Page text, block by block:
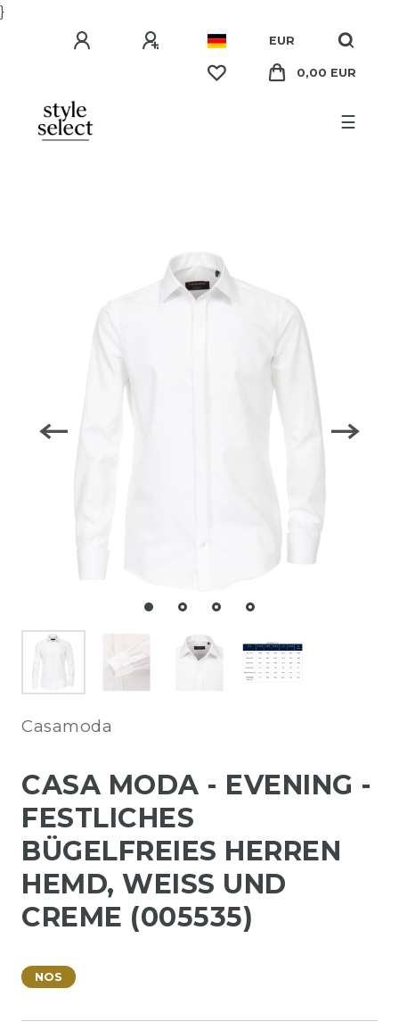
}
EUR
0,00 EUR
☰
Casamoda
CASA MODA - EVENING -
FESTLICHES
BÜGELFREIES HERREN
HEMD, WEISS UND C
REME (005535)
NOS